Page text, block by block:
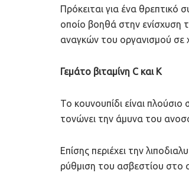
Πρόκειται για ένα θρεπτικό
οποίο βοηθά στην ενίσχυση
αναγκών του οργανισμού σε
Γεμάτο βιταμίνη C και Κ
Το κουνουπίδι είναι
τονώνει την άμυνα του
Επίσης περιέχει την
ρύθμιση του ασβεστίου στο